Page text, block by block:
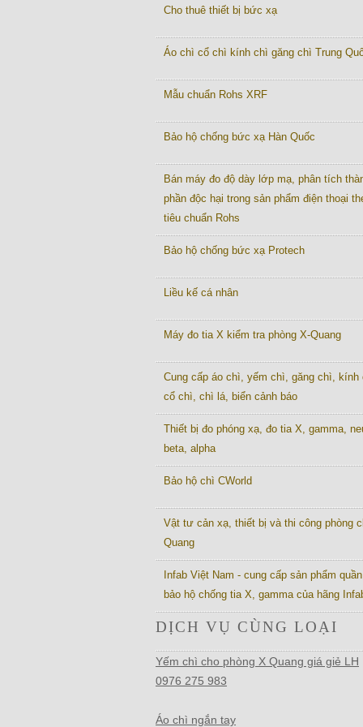
Cho thuê thiết bị bức xạ
Áo chì cổ chì kính chì găng chì Trung
Mẫu chuẩn Rohs XRF
Bảo hộ chống bức xạ Hàn Quốc
Bán máy đo độ dày lớp mạ, phân tích
phần độc hại trong sản phẩm điện thoại
tiêu chuẩn Rohs
Bảo hộ chống bức xạ Protech
Liều kế cá nhân
Máy đo tia X kiểm tra phòng X-Quang
Cung cấp áo chì, yếm chì, găng chì, kính
cổ chì, chì lá, biển cảnh báo
Thiết bị đo phóng xạ, đo tia X, gamma,
beta, alpha
Bảo hộ chì CWorld
Vật tư cản xạ, thiết bị và thi công phòng
Quang
Infab Việt Nam - cung cấp sản phẩm
bảo hộ chống tia X, gamma của hãng
DỊCH VỤ CÙNG LOẠI
Yếm chì cho phòng X Quang giá giẻ LH
0976 275 983
Áo chì ngắn tay